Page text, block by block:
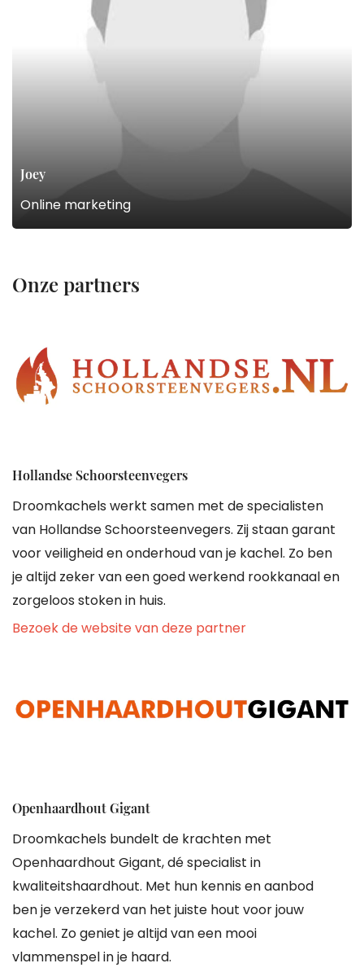
Joey
Online marketing
Onze partners
Hollandse Schoorsteenvegers
Droomkachels werkt samen met de specialisten
van Hollandse Schoorsteenvegers. Zij staan garant
voor veiligheid en onderhoud van je kachel. Zo ben
je altijd zeker van een goed werkend rookkanaal en
zorgeloos stoken in huis.
Bezoek de website van deze partner
Openhaardhout Gigant
Droomkachels bundelt de krachten met
Openhaardhout Gigant, dé specialist in
kwaliteitshaardhout. Met hun kennis en aanbod
ben je verzekerd van het juiste hout voor jouw
kachel. Zo geniet je altijd van een mooi
vlammenspel in je haard.